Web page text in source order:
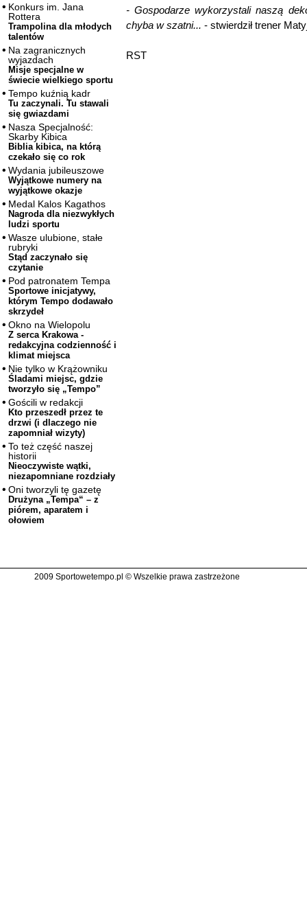
Konkurs im. Jana
Rottera
Trampolina dla młodych
talentów
Na zagranicznych
wyjazdach
Misje specjalne w
świecie wielkiego sportu
Tempo kuźnią kadr
Tu zaczynali. Tu stawali
się gwiazdami
Nasza Specjalność:
Skarby Kibica
Biblia kibica, na którą
czekało się co rok
Wydania jubileuszowe
Wyjątkowe numery na
wyjątkowe okazje
Medal Kalos Kagathos
Nagroda dla niezwykłych
ludzi sportu
Wasze ulubione, stałe
rubryki
Stąd zaczynało się
czytanie
Pod patronatem Tempa
Sportowe inicjatywy,
którym Tempo dodawało
skrzydeł
Okno na Wielopolu
Z serca Krakowa -
redakcyjna codzienność i
klimat miejsca
Nie tylko w Krążowniku
Śladami miejsc, gdzie
tworzyło się „Tempo”
Gościli w redakcji
Kto przeszedł przez te
drzwi (i dlaczego nie
zapomniał wizyty)
To też część naszej
historii
Nieoczywiste wątki,
niezapomniane rozdziały
Oni tworzyli tę gazetę
Drużyna „Tempa“ – z
piórem, aparatem i
ołowiem
- Gospodarze wykorzystali naszą
chyba w szatni... - stwierdził trener
RST
2009 Sportowetempo.pl © Wszelkie prawa zastrzeżone